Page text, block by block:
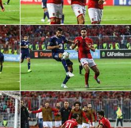
الدوري الإنجليزي الممتاز
الدوري الإسباني
الدوري الإيطالي
الدوري الألماني
الدوري الفرنسي